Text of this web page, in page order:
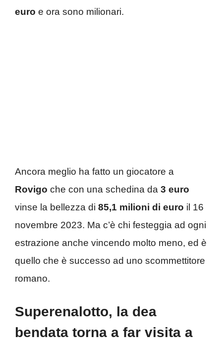
euro e ora sono milionari.
Ancora meglio ha fatto un giocatore a
Rovigo che con una schedina da 3 euro
vinse la bellezza di 85,1 milioni di euro il 16
novembre 2023. Ma c’è chi festeggia ad ogni
estrazione anche vincendo molto meno, ed è
quello che è successo ad uno scommettitore
romano.
Superenalotto, la dea
bendata torna a far visita a